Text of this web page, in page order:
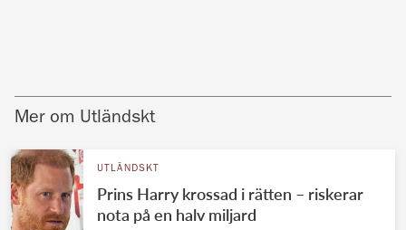
Mer om Utländskt
UTLÄNDSKT
Prins Harry krossad i rätten – riskerar
nota på en halv miljard